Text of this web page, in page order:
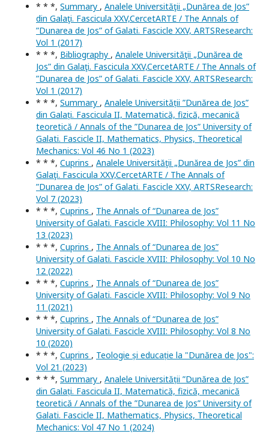
* * *, Summary , Analele Universităţii „Dunărea de Jos”
din Galaţi. Fascicula XXV,CercetARTE / The Annals of
”Dunarea de Jos” of Galati. Fascicle XXV, ARTSResearch:
Vol 1 (2017)
* * *, Bibliography , Analele Universităţii „Dunărea de
Jos” din Galaţi. Fascicula XXV,CercetARTE / The Annals of
”Dunarea de Jos” of Galati. Fascicle XXV, ARTSResearch:
Vol 1 (2017)
* * *, Summary , Analele Universității ”Dunărea de Jos”
din Galați. Fascicula II, Matematică, fizică, mecanică
teoretică / Annals of the ”Dunarea de Jos” University of
Galati. Fascicle II, Mathematics, Physics, Theoretical
Mechanics: Vol 46 No 1 (2023)
* * *, Cuprins , Analele Universităţii „Dunărea de Jos” din
Galaţi. Fascicula XXV,CercetARTE / The Annals of
”Dunarea de Jos” of Galati. Fascicle XXV, ARTSResearch:
Vol 7 (2023)
* * *, Cuprins , The Annals of “Dunarea de Jos”
University of Galati. Fascicle XVIII: Philosophy: Vol 11 No
13 (2023)
* * *, Cuprins , The Annals of “Dunarea de Jos”
University of Galati. Fascicle XVIII: Philosophy: Vol 10 No
12 (2022)
* * *, Cuprins , The Annals of “Dunarea de Jos”
University of Galati. Fascicle XVIII: Philosophy: Vol 9 No
11 (2021)
* * *, Cuprins , The Annals of “Dunarea de Jos”
University of Galati. Fascicle XVIII: Philosophy: Vol 8 No
10 (2020)
* * *, Cuprins , Teologie și educație la "Dunărea de Jos":
Vol 21 (2023)
* * *, Summary , Analele Universității ”Dunărea de Jos”
din Galați. Fascicula II, Matematică, fizică, mecanică
teoretică / Annals of the ”Dunarea de Jos” University of
Galati. Fascicle II, Mathematics, Physics, Theoretical
Mechanics: Vol 47 No 1 (2024)